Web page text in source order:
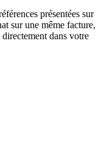
présentées sur
sur une même facture,
dans votre